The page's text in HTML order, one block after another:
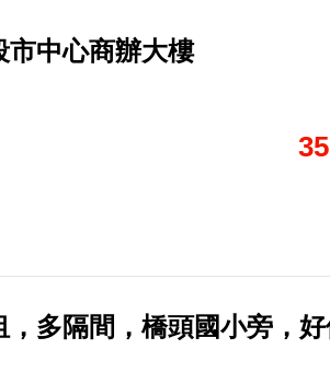
市中心商辦大樓
多隔間，橋頭國小旁，